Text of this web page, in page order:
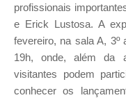
profissionais
e Erick Lustosa. A
fevereiro, na sala A, 3º
19h, onde, além da
visitantes podem
conhecer os